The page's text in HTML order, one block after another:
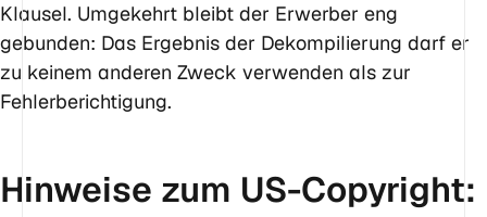
Klausel. Umgekehrt bleibt der Erwerber eng
gebunden: Das Ergebnis der Dekompilierung darf er
zu keinem anderen Zweck verwenden als zur
Fehlerberichtigung.
Hinweise zum US-Copyright: